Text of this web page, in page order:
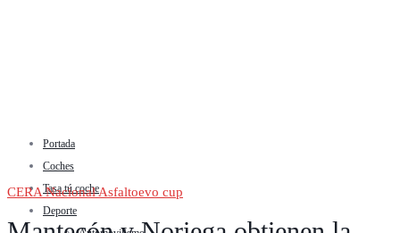
Portada
Coches
Tasa tú coche
Deporte
CERA Nacional Asfaltoevo cup